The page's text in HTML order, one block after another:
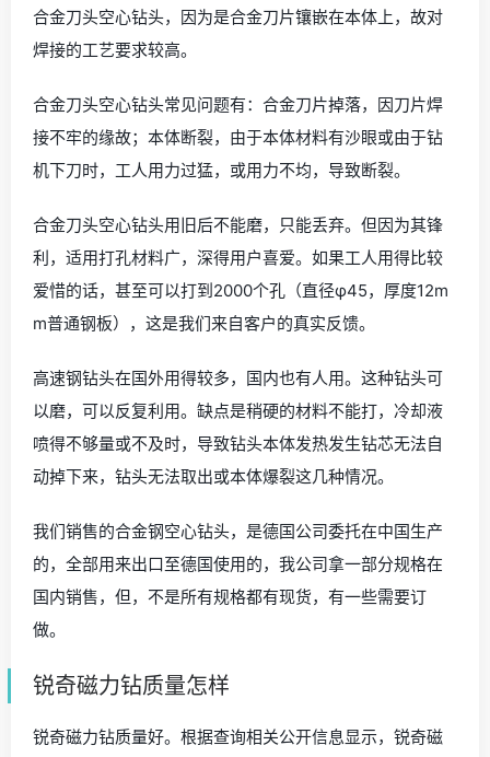
合金刀头空心钻头，因为是合金刀片镶嵌在本体上，故对
焊接的工艺要求较高。
合金刀头空心钻头常见问题有：合金刀片掉落，因刀片焊
接不牢的缘故；本体断裂，由于本体材料有沙眼或由于钻
机下刀时，工人用力过猛，或用力不均，导致断裂。
合金刀头空心钻头用旧后不能磨，只能丢弃。但因为其锋
利，适用打孔材料广，深得用户喜爱。如果工人用得比较
爱惜的话，甚至可以打到2000个孔（直径φ45，厚度12m
m普通钢板），这是我们来自客户的真实反馈。
高速钢钻头在国外用得较多，国内也有人用。这种钻头可
以磨，可以反复利用。缺点是稍硬的材料不能打，冷却液
喷得不够量或不及时，导致钻头本体发热发生钻芯无法自
动掉下来，钻头无法取出或本体爆裂这几种情况。
我们销售的合金钢空心钻头，是德国公司委托在中国生产
的，全部用来出口至德国使用的，我公司拿一部分规格在
国内销售，但，不是所有规格都有现货，有一些需要订
做。
锐奇磁力钻质量怎样
锐奇磁力钻质量好。根据查询相关公开信息显示，锐奇磁